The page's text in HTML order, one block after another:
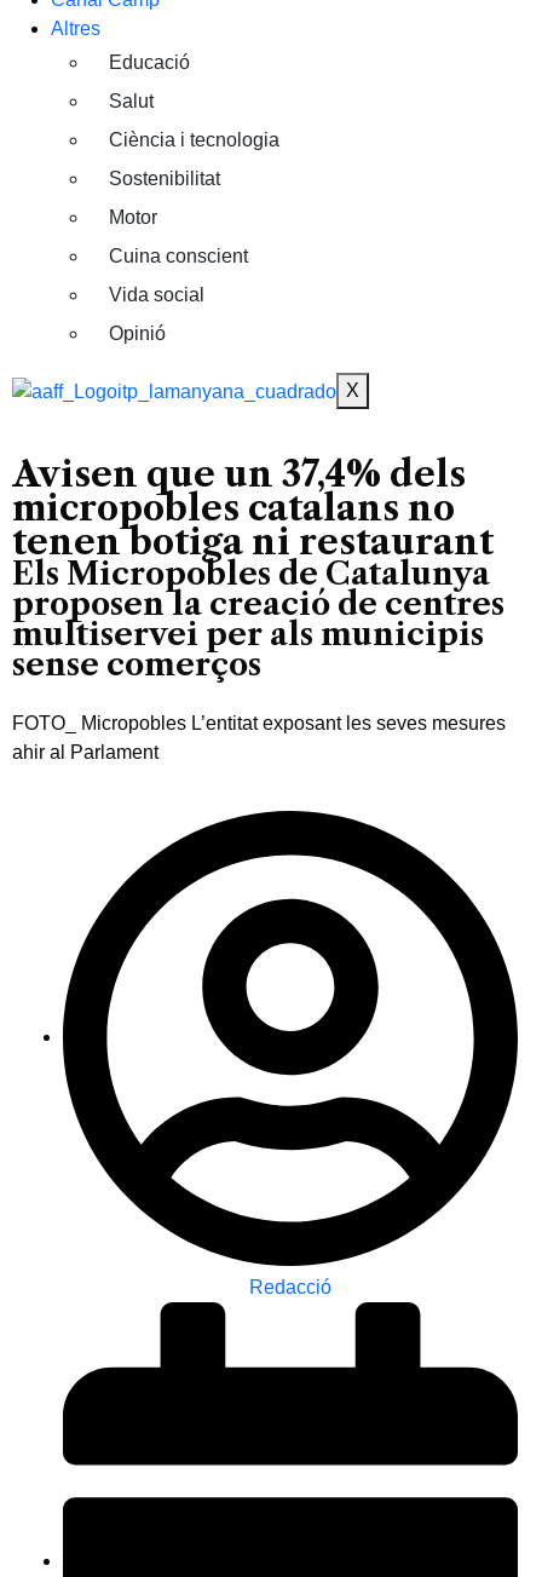
Altres
Educació
Salut
Ciència i tecnologia
Sostenibilitat
Motor
Cuina conscient
Vida social
Opinió
X
Avisen que un 37,4% dels
micropobles catalans no
tenen botiga ni restaurant
Els Micropobles de Catalunya
proposen la creació de centres
multiservei per als municipis
sense comerços
FOTO_ Micropobles L’entitat exposant les seves mesures
ahir al Parlament
Redacció